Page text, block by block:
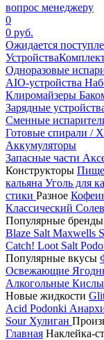
вопрос менеджеру
0
0 руб.
Ожидается
Устройства
Одноразовые
AIO-устройства
Клиромайзеры
Зарядные
Сменные
Готовые спирали /
Аккумуляторы
Запасные части
Конструкторы
кальяна Уголь для
стики Разное
Классический
Популярные бренды
Blaze Salt Maxwells
Catch! Loot Salt
Популярные вкусы
Освежающие
Алкогольные
Новые жидкости
Acid Podonki
Sour Хулиган
Главная Наклейка-